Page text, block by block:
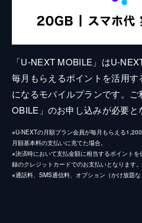
「U-NEXT MOBILE」はU-
毎月もらえるポイントを活用
になるモバイルプランです。
OBILE」のお申し込みが必要と
※U-NEXTの月額プラン会員が毎月もらえる
月額基本料の支払いに充てた場合。
※決済時において支払金額に相当するポイント
録のクレジットカードでのお支払いとなります。
※通話料、SMS通信料、オプション（かけ放題な